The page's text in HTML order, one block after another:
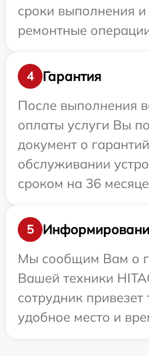
сроки выполнения
ремонтные
4
Гарантия
После выполнения
оплаты услуги Вы
документ о
обслуживании
сроком на 36
5
Мы сообщим Вам о
Вашей техники
сотрудник привезет
удобное место и